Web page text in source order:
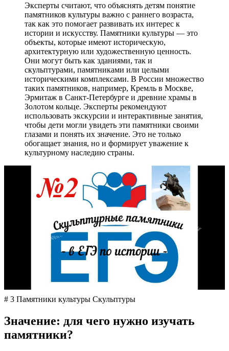
Эксперты считают, что объяснять детям понятие
памятников культуры важно с раннего возраста,
так как это помогает развивать их интерес к
истории и искусству. Памятники культуры — это
объекты, которые имеют историческую,
архитектурную или художественную ценность.
Они могут быть как зданиями, так и
скульптурами, памятниками или целыми
историческими комплексами. В России множество
таких памятников, например, Кремль в Москве,
Эрмитаж в Санкт-Петербурге и древние храмы в
Золотом кольце. Эксперты рекомендуют
использовать экскурсии и интерактивные занятия,
чтобы дети могли увидеть эти памятники своими
глазами и понять их значение. Это не только
обогащает знания, но и формирует уважение к
культурному наследию страны.
# 3 Памятники культуры Скульптуры
Значение: для чего нужно изучать
памятники?